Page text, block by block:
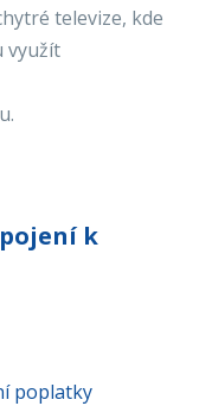
televize, kde
využít
k
poplatky